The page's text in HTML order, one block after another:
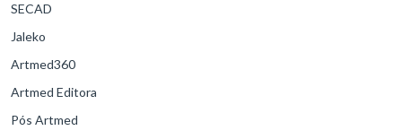
SECAD
Jaleko
Artmed360
Artmed Editora
Pós Artmed